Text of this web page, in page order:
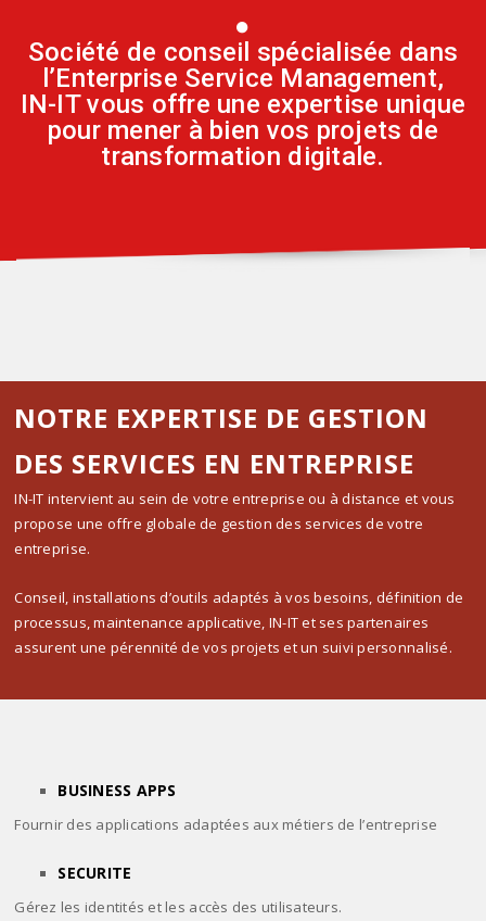
●
Société de conseil spécialisée dans
l’Enterprise Service Management,
IN-IT vous offre une expertise unique
pour mener à bien vos projets de
transformation digitale.
NOTRE EXPERTISE DE GESTION
DES SERVICES EN ENTREPRISE
IN-IT intervient au sein de votre entreprise ou à distance et vous
propose une offre globale de gestion des services de votre
entreprise.
Conseil, installations d’outils adaptés à vos besoins, définition de
processus, maintenance applicative, IN-IT et ses partenaires
assurent une pérennité de vos projets et un suivi personnalisé.
BUSINESS APPS
Fournir des applications adaptées aux métiers de l’entreprise
SECURITE
Gérez les identités et les accès des utilisateurs.